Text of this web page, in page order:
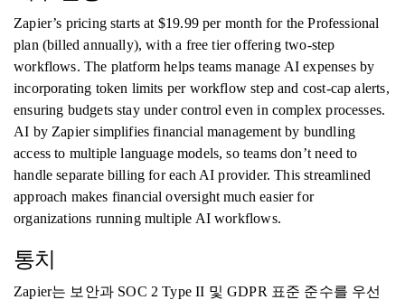
Zapier’s pricing starts at $19.99 per month for the Professional
plan (billed annually), with a free tier offering two-step
workflows. The platform helps teams manage AI expenses by
incorporating token limits per workflow step and cost-cap alerts,
ensuring budgets stay under control even in complex processes.
AI by Zapier simplifies financial management by bundling
access to multiple language models, so teams don’t need to
handle separate billing for each AI provider. This streamlined
approach makes financial oversight much easier for
organizations running multiple AI workflows.
통치
Zapier는 보안과 SOC 2 Type II 및 GDPR 표준 준수를 우선